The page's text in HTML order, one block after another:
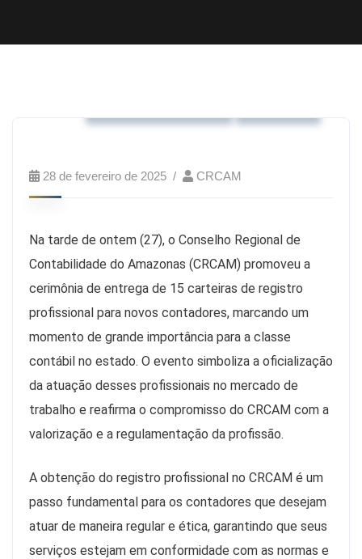
28 de fevereiro de 2025 CRCAM
Na tarde de ontem (27), o Conselho Regional de
Contabilidade do Amazonas (CRCAM) promoveu a
cerimônia de entrega de 15 carteiras de registro
profissional para novos contadores, marcando um
momento de grande importância para a classe
contábil no estado. O evento simboliza a oficialização
da atuação desses profissionais no mercado de
trabalho e reafirma o compromisso do CRCAM com a
valorização e a regulamentação da profissão.
A obtenção do registro profissional no CRCAM é um
passo fundamental para os contadores que desejam
atuar de maneira regular e ética, garantindo que seus
serviços estejam em conformidade com as normas e